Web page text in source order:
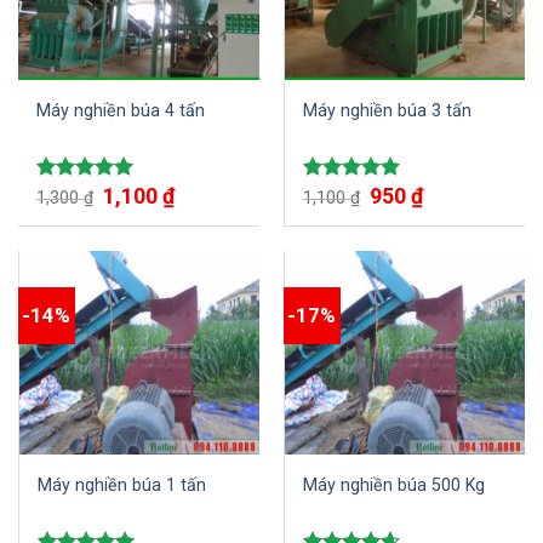
Máy nghiền búa 4 tấn
Được xếp
5.00
1,300₫ Giá
gốc
là:
1,100₫Giá
hiện
tại
Máy nghiền búa 3 tấn
Được xếp
1,100₫ Giá
gốc
là:
950₫Giá
hiện
tại
-14%
Máy nghiền búa 1 tấn
-17%
Máy nghiền búa 500 Kg